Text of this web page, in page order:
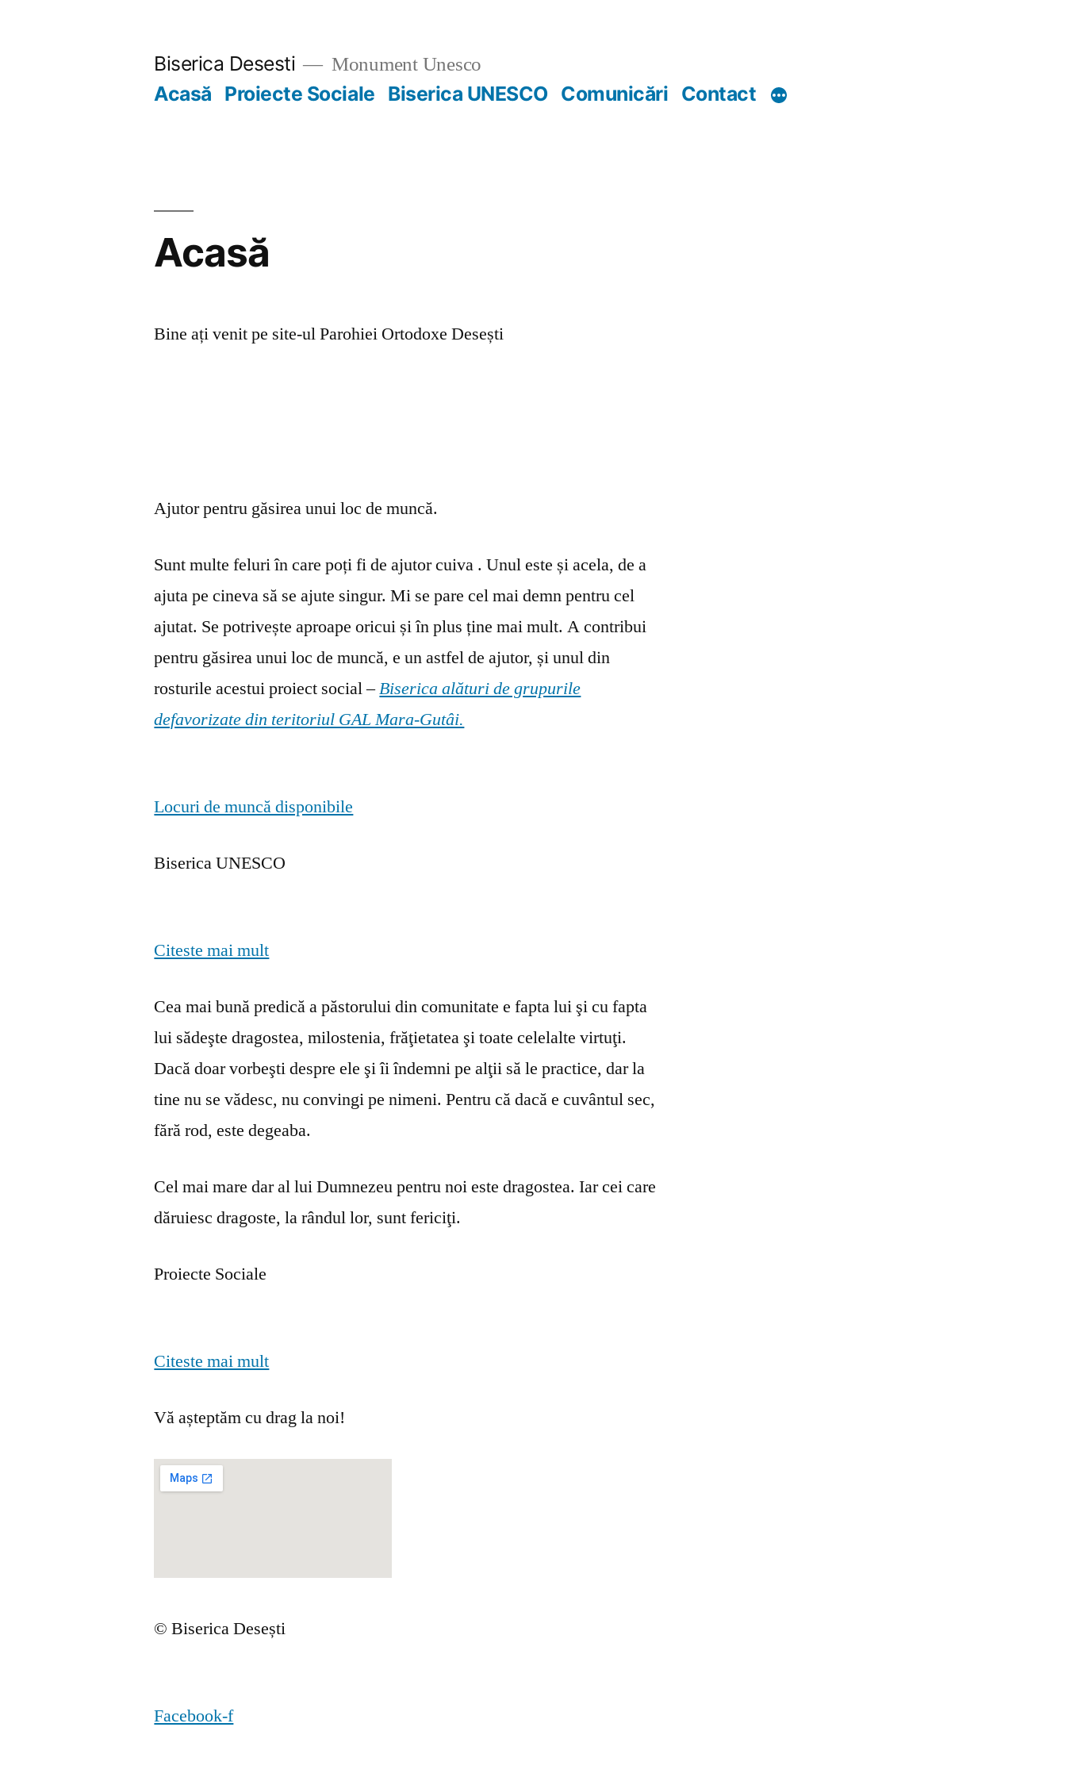
Biserica Desesti Monument Unesco
Acasă Proiecte Sociale Biserica UNESCO Comunicări Contact
Acasă
Bine ați venit pe site-ul Parohiei Ortodoxe Desești
Ajutor pentru găsirea unui loc de muncă.
Sunt multe feluri în care poți fi de ajutor cuiva . Unul este și acela, de a
ajuta pe cineva să se ajute singur. Mi se pare cel mai demn pentru cel
ajutat. Se potrivește aproape oricui și în plus ține mai mult. A contribui
pentru găsirea unui loc de muncă, e un astfel de ajutor, și unul din
rosturile acestui proiect social –Biserica alături de grupurile
defavorizate din teritoriul GAL Mara-Gutâi.
Locuri de muncă disponibile
Biserica UNESCO
Citeste mai mult
Cea mai bună predică a păstorului din comunitate e fapta lui şi cu fapta
lui sădeşte dragostea, milostenia, frăţietatea şi toate celelalte virtuţi.
Dacă doar vorbeşti despre ele şi îi îndemni pe alţii să le practice, dar la
tine nu se vă­desc, nu convingi pe nimeni. Pentru că dacă e cuvântul sec,
fără rod, este degeaba.
Cel mai mare dar al lui Dumnezeu pentru noi este dragostea. Iar cei care
dăruiesc dragoste, la rândul lor, sunt fericiţi.
Proiecte Sociale
Citeste mai mult
Vă așteptăm cu drag la noi!
© Biserica Desești
Facebook-f